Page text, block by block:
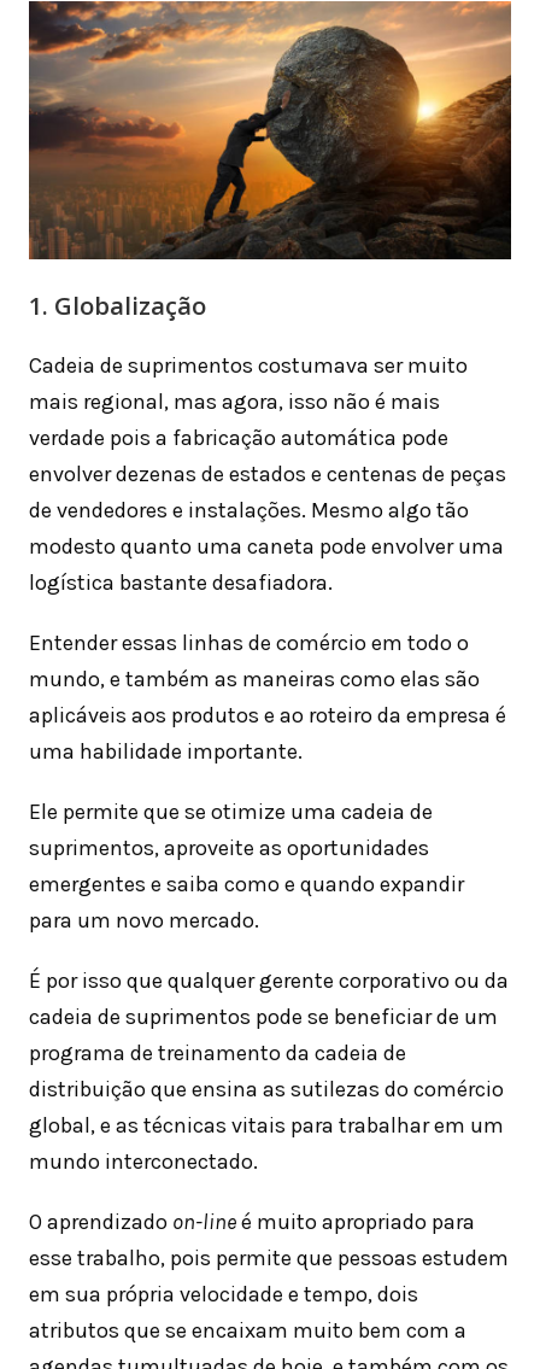
1. Globalização
Cadeia de suprimentos costumava ser muito
mais regional, mas agora, isso não é mais
verdade pois a fabricação automática pode
envolver dezenas de estados e centenas de peças
de vendedores e instalações. Mesmo algo tão
modesto quanto uma caneta pode envolver uma
logística bastante desafiadora.
Entender essas linhas de comércio em todo o
mundo, e também as maneiras como elas são
aplicáveis ​​aos produtos e ao roteiro da empresa é
uma habilidade importante.
Ele permite que se otimize uma cadeia de
suprimentos, aproveite as oportunidades
emergentes e saiba como e quando expandir
para um novo mercado.
É por isso que qualquer gerente corporativo ou da
cadeia de suprimentos pode se beneficiar de um
programa de treinamento da cadeia de
distribuição que ensina as sutilezas do comércio
global, e as técnicas vitais para trabalhar em um
mundo interconectado.
O aprendizado on-lineé muito apropriado para
esse trabalho, pois permite que pessoas estudem
em sua própria velocidade e tempo, dois
atributos que se encaixam muito bem com a